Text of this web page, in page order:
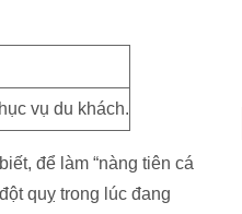
vụ du khách.
để làm “nàng tiên cá
quỵ trong lúc đang